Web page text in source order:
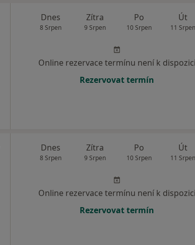
Dnes
8 Srpen
Zítra
9 Srpen
Po
10 Srpen
Út
11 Srpen
Online rezervace termínu není k dispozici
Rezervovat termín
Dnes
8 Srpen
Zítra
9 Srpen
Po
10 Srpen
Út
11 Srpen
Online rezervace termínu není k dispozici
Rezervovat termín